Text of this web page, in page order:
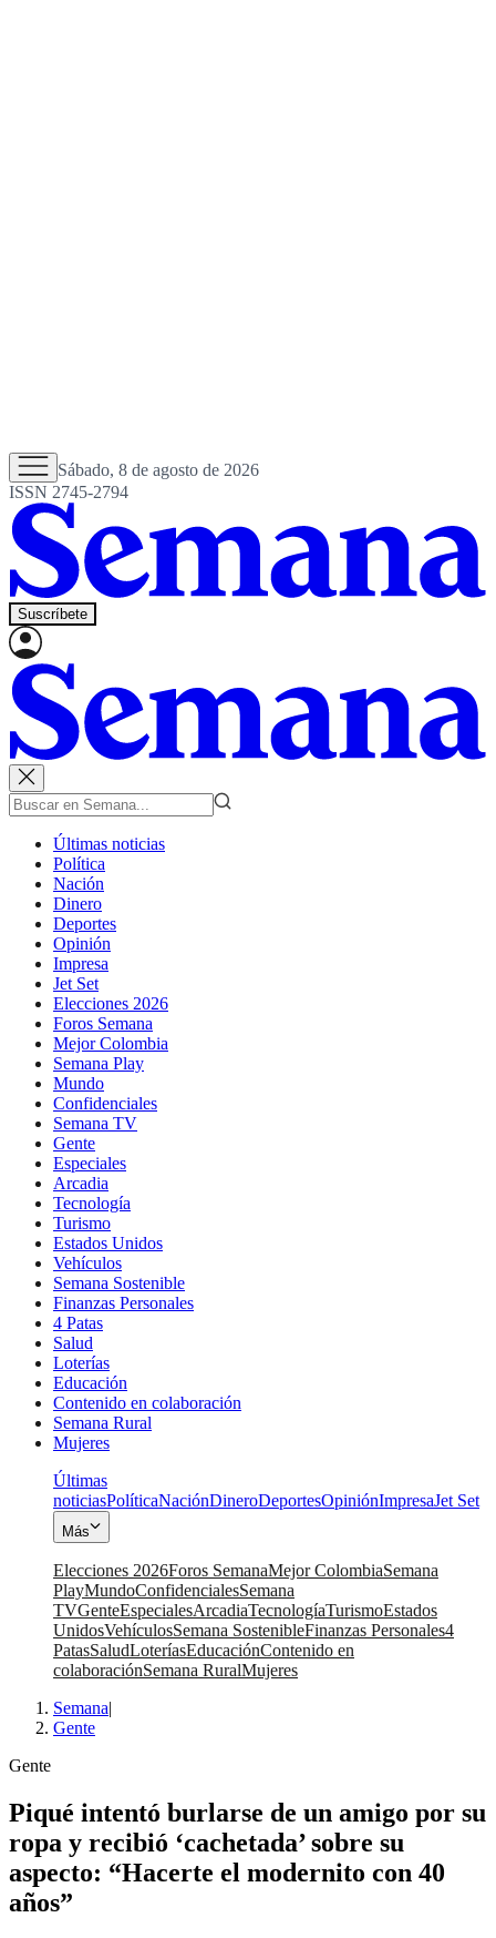
Sábado, 8 de agosto de 2026
ISSN 2745-2794
Suscríbete
Últimas noticias
Política
Nación
Dinero
Deportes
Opinión
Impresa
Jet Set
Elecciones 2026
Foros Semana
Mejor Colombia
Semana Play
Mundo
Confidenciales
Semana TV
Gente
Especiales
Arcadia
Tecnología
Turismo
Estados Unidos
Vehículos
Semana Sostenible
Finanzas Personales
4 Patas
Salud
Loterías
Educación
Contenido en colaboración
Semana Rural
Mujeres
Últimas
noticiasPolíticaNaciónDineroDeportesOpiniónImpresaJet Set
Más
Elecciones 2026Foros SemanaMejor ColombiaSemana
PlayMundoConfidencialesSemana
TVGenteEspecialesArcadiaTecnologíaTurismoEstados
UnidosVehículosSemana SostenibleFinanzas Personales4
PatasSaludLoteríasEducaciónContenido en
colaboraciónSemana RuralMujeres
Semana|
Gente
Gente
Piqué intentó burlarse de un amigo por su
ropa y recibió ‘cachetada’ sobre su
aspecto: “Hacerte el modernito con 40
años”